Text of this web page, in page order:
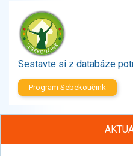
Ořechy, semena
Zelenina
Brambory, luštěniny, houby
Sladkosti, slané výrobky
Ochucovadla, přísady, sladidla
Proteinové výrobky, doplňky
Sestavte si z databáze
Program Sebekoučink